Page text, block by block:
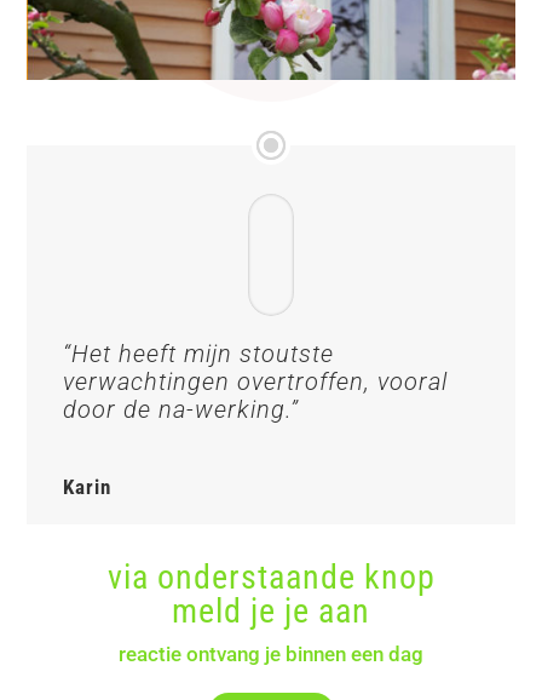
“Het heeft mijn stoutste
verwachtingen overtroffen, vooral
door de na-werking.”
Karin
via onderstaande knop
meld je je aan
reactie ontvang je binnen een dag